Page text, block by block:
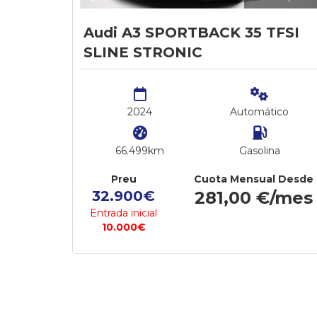
Audi A3 SPORTBACK 35 TFSI
SLINE STRONIC
2024
66.499km
Automático
Gasolina
Preu
32.900€
Entrada inicial
10.000€
Cuota Mensual Desde
281,00 €/mes